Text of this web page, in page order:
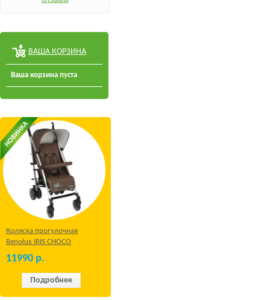
ВАША КОРЗИНА
Ваша корзина пуста
Коляска прогулочная
Renolux IRIS CHOCO
11990 р.
Подробнее